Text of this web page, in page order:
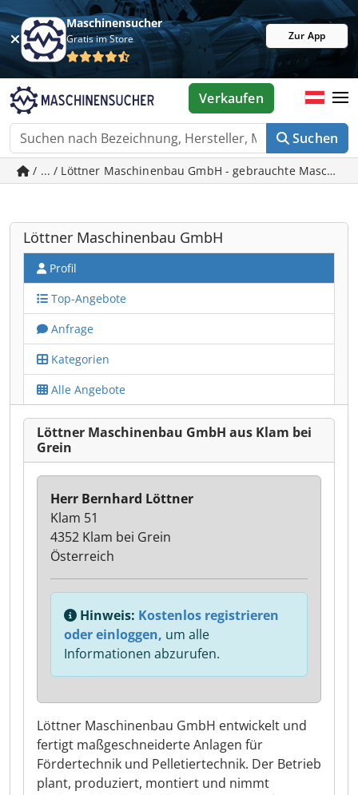
Maschinensucher
Gratis im Store Zur App
Suchen
Verkaufen
/ ... / Löttner Maschinenbau GmbH - gebrauchte
Löttner Maschinenbau GmbH
Profil
Top-Angebote
Anfrage
Kategorien
Alle Angebote
Löttner Maschinenbau GmbH aus Klam bei
Grein
Löttner Maschinenbau GmbH entwickelt und
fertigt maßgeschneiderte Anlagen für
Fördertechnik und Pelletiertechnik. Der Betrieb
plant, produziert, montiert und nimmt
Herr Bernhard Löttner
Klam 51
4352 Klam bei Grein
Österreich
Hinweis: Kostenlos registrieren
oder einloggen, um alle
Informationen abzurufen.